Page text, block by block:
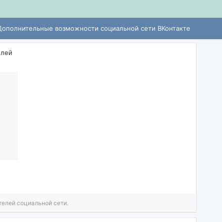
возможности социальной сети ВКонтакте
социальной сети.